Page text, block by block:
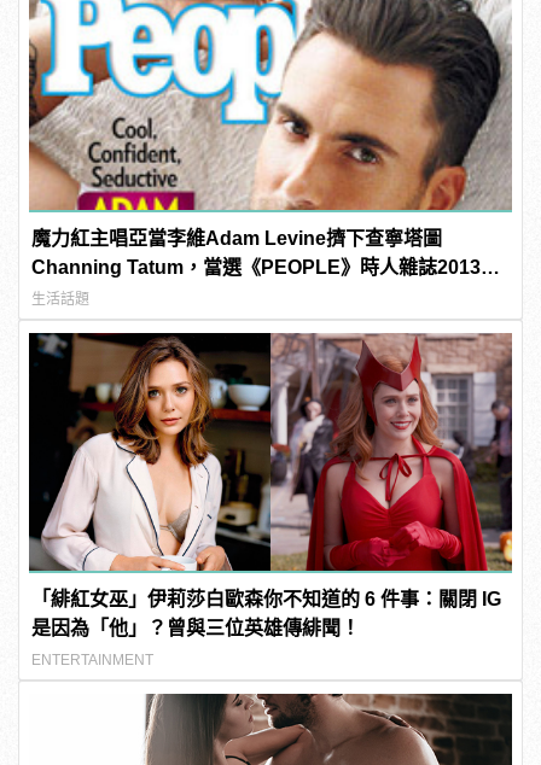
魔力紅主唱亞當李維Adam Levine擠下查寧塔圖
Channing Tatum，當選《PEOPLE》時人雜誌2013年
最性感男人！
生活話題
「緋紅女巫」伊莉莎白歐森你不知道的 6 件事：關閉 IG
是因為「他」？曾與三位英雄傳緋聞！
ENTERTAINMENT